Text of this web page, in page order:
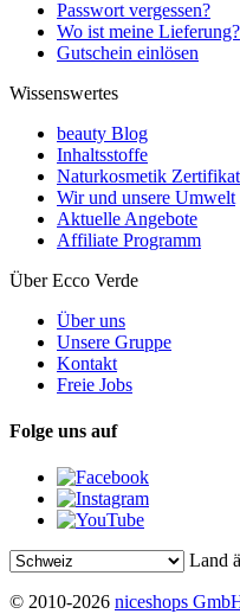
Passwort vergessen?
Wo ist meine Lieferung?
Gutschein einlösen
Wissenswertes
beauty Blog
Inhaltsstoffe
Naturkosmetik
Wir und unsere Umwelt
Aktuelle Angebote
Affiliate Programm
Über Ecco Verde
Über uns
Unsere Gruppe
Kontakt
Freie Jobs
Folge uns auf
Land
© 2010-2026 niceshops